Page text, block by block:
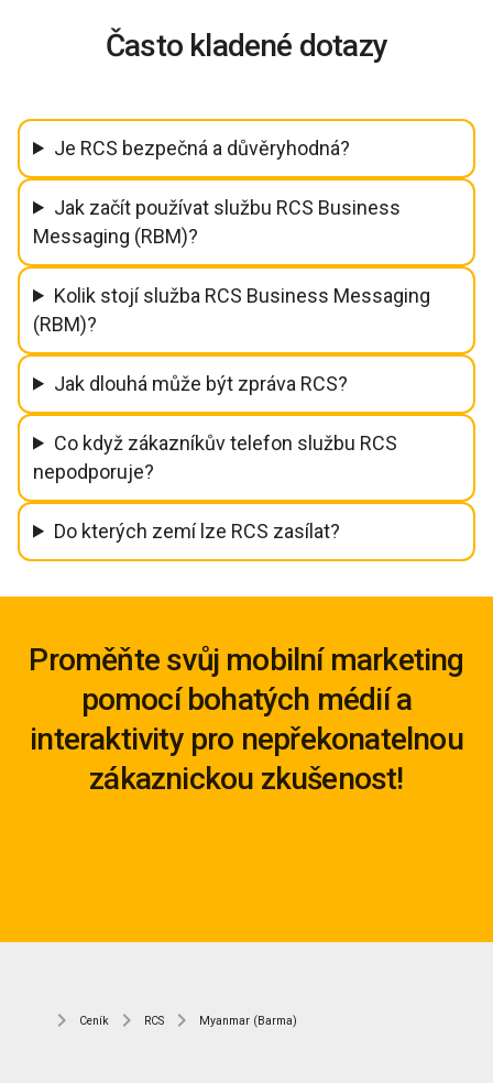
Často kladené dotazy
Je RCS bezpečná a důvěryhodná?
Jak začít používat službu RCS Business
Messaging (RBM)?
Kolik stojí služba RCS Business Messaging
(RBM)?
Jak dlouhá může být zpráva RCS?
Co když zákazníkův telefon službu RCS
nepodporuje?
Do kterých zemí lze RCS zasílat?
Proměňte svůj mobilní marketing
pomocí bohatých médií a
interaktivity pro nepřekonatelnou
zákaznickou zkušenost!
Ceník RCS Myanmar (Barma)